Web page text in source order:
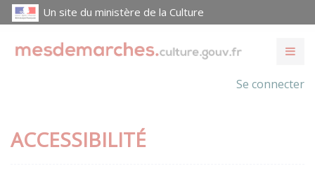
Un site du ministère de la Culture
Se connecter
ACCESSIBILITÉ